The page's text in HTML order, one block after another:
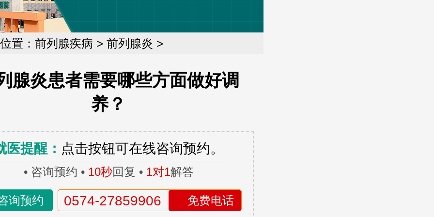
置： 前列腺疾病 > 前列腺炎 >
腺炎患者需要哪些方面做好调
养？
医提醒： 点击按钮可在线咨询预约。
• 咨询预约 • 10秒回复 • 1对1解答
询预约 0574-27859906 免费电话